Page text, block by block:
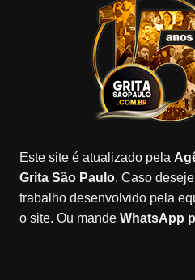
m
k
e
M
a
p
s
Este site é atualizado pela
Grita São Paulo. Caso
trabalho desenvolvido pela
o site. Ou mande WhatsApp